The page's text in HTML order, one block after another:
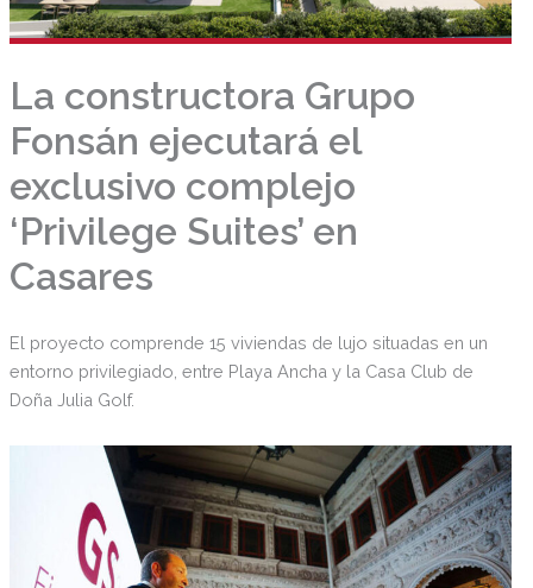
La constructora Grupo
Fonsán ejecutará el
exclusivo complejo
‘Privilege Suites’ en
Casares
El proyecto comprende 15 viviendas de lujo situadas en un
entorno privilegiado, entre Playa Ancha y la Casa Club de
Doña Julia Golf.